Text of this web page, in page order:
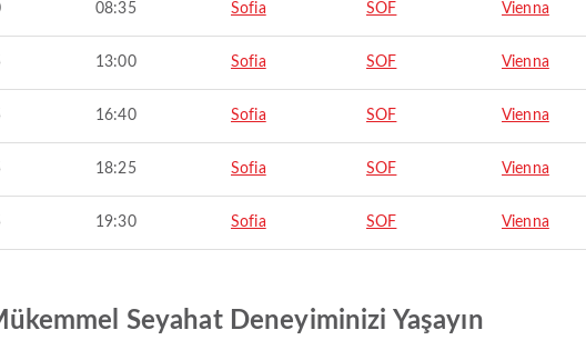
08:35 Sofia SOF Vienna
13:00 Sofia SOF Vienna
16:40 Sofia SOF Vienna
18:25 Sofia SOF Vienna
19:30 Sofia SOF Vienna
Seyahat Deneyiminizi Yaşayın